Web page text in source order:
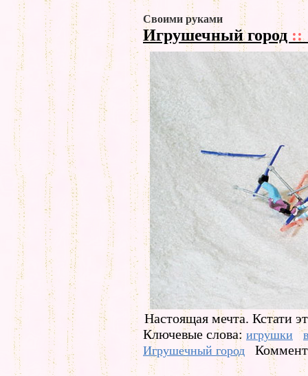
Своими руками
Игрушечный город ::
Настоящая мечта. Кстати
Ключевые слова: игрушки
Игрушечный город